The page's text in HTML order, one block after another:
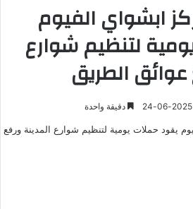
ابشواي الفيوم
لتنظيم شوارع
الطريق
دقيقة واحدة